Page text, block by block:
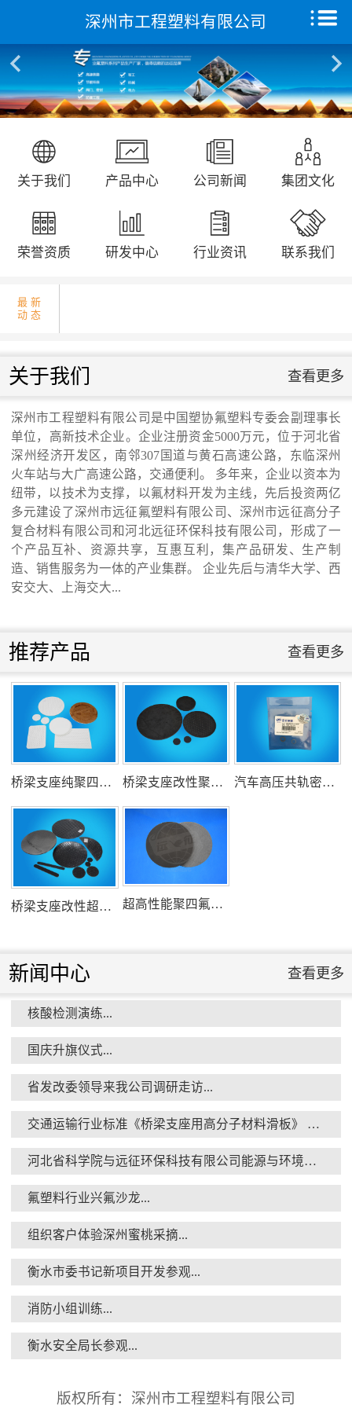
深州市工程塑料有限公司
关于我们 产品中心 公司新闻 集团文化
荣誉资质 研发中心 行业资讯 联系我们
最 新
动 态
省发改委领导来我公司调研走访...
滑板》 送审稿审查会在京召开...
河北省科学院与远征环保科技有限公司能源
与环境新材料成果转化基地签约暨揭牌仪
式...
组织客户体验深州蜜桃采摘...
衡水市委书记新项目开发参观...
衡水安全局长参观...
核酸检测演练...
关于我们 查看更多
深州市工程塑料有限公司是中国塑协氟塑料专委会副理事长
单位，高新技术企业。企业注册资金5000万元，位于河北省
深州经济开发区，南邻307国道与黄石高速公路，东临深州
火车站与大广高速公路，交通便利。 多年来，企业以资本为
纽带，以技术为支撑，以氟材料开发为主线，先后投资两亿
多元建设了深州市远征氟塑料有限公司、深州市远征高分子
复合材料有限公司和河北远征环保科技有限公司，形成了一
个产品互补、资源共享，互惠互利，集产品研发、生产制
造、销售服务为一体的产业集群。 企业先后与清华大学、西
安交大、上海交大...
推荐产品 查看更多
桥梁支座纯聚四氟乙烯滑板 桥梁支座改性聚四氟乙烯滑板 汽车高压共轨密封圈
桥梁支座改性超高分子量聚乙烯滑板 超高性能聚四氟乙烯滑板
新闻中心 查看更多
核酸检测演练...
国庆升旗仪式...
省发改委领导来我公司调研走访...
交通运输行业标准《桥梁支座用高分子材料滑板》 送审稿审查会在京召开...
河北省科学院与远征环保科技有限公司能源与环境新材料成果转化基地签约暨揭牌仪式...
氟塑料行业兴氟沙龙...
组织客户体验深州蜜桃采摘...
衡水市委书记新项目开发参观...
消防小组训练...
衡水安全局长参观...
版权所有：深州市工程塑料有限公司
首页
关于我们
产品中心
远征研发中心
集团文化